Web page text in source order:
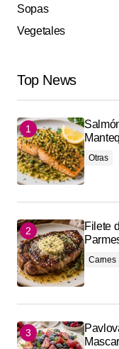
Sopas
Vegetales
Top News
Otras
Filete
Carnes